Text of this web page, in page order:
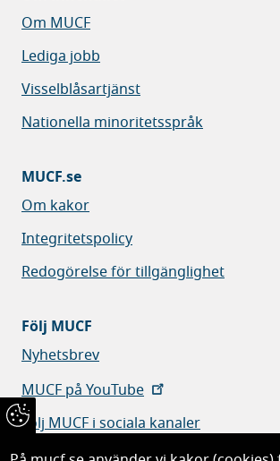
Om MUCF
Lediga jobb
Visselblåsartjänst
Nationella minoritetsspråk
MUCF.se
Om kakor
Integritetspolicy
Redogörelse för tillgänglighet
Följ MUCF
Nyhetsbrev
MUCF på YouTube
Följ MUCF i sociala kanaler